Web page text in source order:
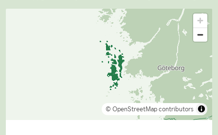
© OpenStreetMap contributors